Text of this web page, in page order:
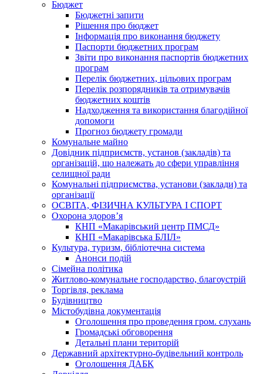
Бюджет
Бюджетні запити
Рішення про бюджет
Інформація про виконання бюджету
Паспорти бюджетних програм
Звіти про виконання паспортів бюджетних
програм
Перелік бюджетних, цільових програм
Перелік розпорядників та отримувачів
бюджетних коштів
Надходження та використання благодійної
допомоги
Прогноз бюджету громади
Комунальне майно
Довідник підприємств, установ (закладів) та
організацій, що належать до сфери управління
селищної ради
Комунальні підприємства, установи (заклади) та
організації
ОСВІТА, ФІЗИЧНА КУЛЬТУРА І СПОРТ
Охорона здоров’я
КНП «Макарівський центр ПМСД»
КНП «Макарівська БЛІЛ»
Культура, туризм, бібліотечна система
Анонси подій
Сімейна політика
Житлово-комунальне господарство, благоустрій
Торгівля, реклама
Будівництво
Містобудівна документація
Оголошення про проведення гром. слухань
Громадські обговорення
Детальні плани територій
Державний архітектурно-будівельний контроль
Оголошення ДАБК